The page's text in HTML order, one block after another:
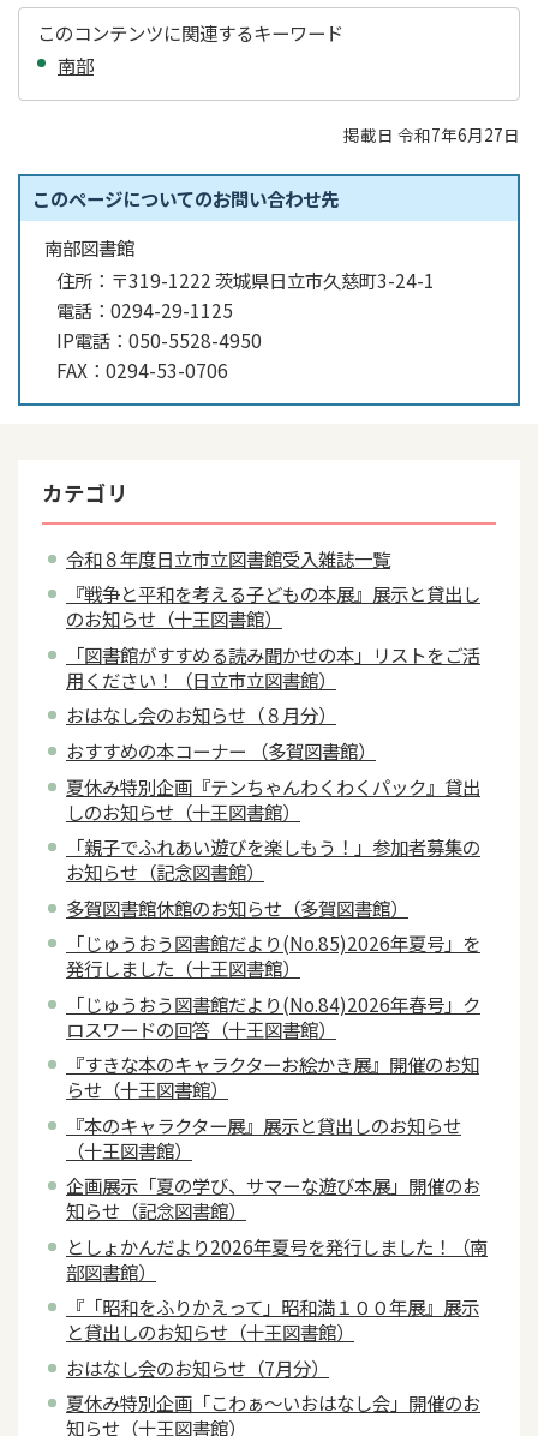
このコンテンツに関連するキーワード
南部
掲載日 令和7年6月27日
このページについてのお問い合わせ先
南部図書館
住所： 〒319-1222 茨城県日立市久慈町3-24-1
電話： 0294-29-1125
IP電話： 050-5528-4950
FAX： 0294-53-0706
カテゴリ
令和８年度日立市立図書館受入雑誌一覧
『戦争と平和を考える子どもの本展』展示と貸出し
のお知らせ（十王図書館）
「図書館がすすめる読み聞かせの本」リストをご活
用ください！（日立市立図書館）
おはなし会のお知らせ（８月分）
おすすめの本コーナー （多賀図書館）
夏休み特別企画『テンちゃんわくわくパック』貸出
しのお知らせ（十王図書館）
「親子でふれあい遊びを楽しもう！」参加者募集の
お知らせ（記念図書館）
多賀図書館休館のお知らせ（多賀図書館）
「じゅうおう図書館だより(No.85)2026年夏号」を
発行しました（十王図書館）
「じゅうおう図書館だより(No.84)2026年春号」ク
ロスワードの回答（十王図書館）
『すきな本のキャラクターお絵かき展』開催のお知
らせ（十王図書館）
『本のキャラクター展』展示と貸出しのお知らせ
（十王図書館）
企画展示「夏の学び、サマーな遊び本展」開催のお
知らせ（記念図書館）
としょかんだより2026年夏号を発行しました！（南
部図書館）
『「昭和をふりかえって」昭和満１００年展』展示
と貸出しのお知らせ（十王図書館）
おはなし会のお知らせ（7月分）
夏休み特別企画「こわぁ～いおはなし会」開催のお
知らせ（十王図書館）